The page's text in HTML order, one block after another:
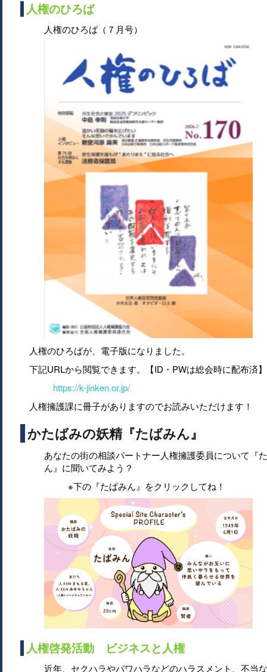
人権のひろば
人権のひろば（７月号）
人権のひろばが、電子版になりました。
下記URLから閲覧できます。【ID・PWは総会時に配布済】
https://k-jinken.or.jp/
人権擁護課に冊子がありますのでお読みいただけます！
かたばみの妖精『たばみん』
あなたの街の相談パートナー人権擁護委員について『
ん』に聞いてみよう？
※下の『たばみん』をクリックしてね！
人権啓発活動 ビジネスと人権
近年、セクハラやパワハラなどのハラスメント、不当